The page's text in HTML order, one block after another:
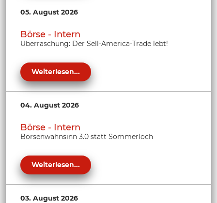
05. August 2026
Börse - Intern
Überraschung: Der Sell-America-Trade lebt!
Weiterlesen...
04. August 2026
Börse - Intern
Börsenwahnsinn 3.0 statt Sommerloch
Weiterlesen...
03. August 2026